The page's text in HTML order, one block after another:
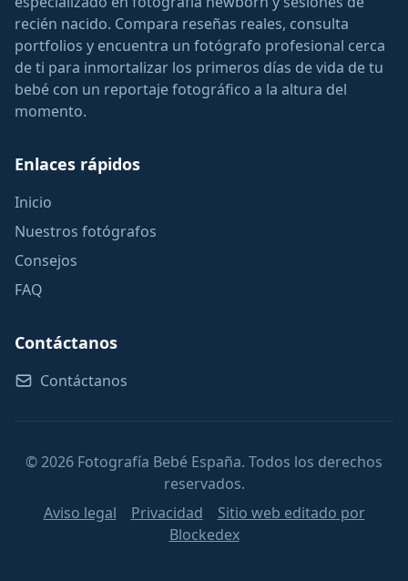
recién nacido. Compara reseñas reales, consulta
portfolios y encuentra un fotógrafo profesional cerca
de ti para inmortalizar los primeros días de vida de tu
bebé con un reportaje fotográfico a la altura del
momento.
Enlaces rápidos
Inicio
Nuestros fotógrafos
Consejos
FAQ
Contáctanos
Contáctanos
© 2026 Fotografía Bebé España. Todos los derechos
reservados.
Aviso legal
Privacidad
Sitio web editado por
Blockedex